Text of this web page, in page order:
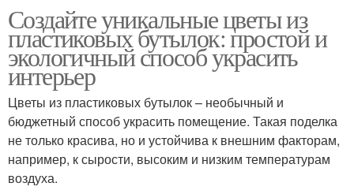
Создайте уникальные цветы из
пластиковых бутылок: простой и
экологичный способ украсить
интерьер
Цветы из пластиковых бутылок – необычный и
бюджетный способ украсить помещение. Такая поделка
не только красива, но и устойчива к внешним факторам,
например, к сырости, высоким и низким температурам
воздуха.